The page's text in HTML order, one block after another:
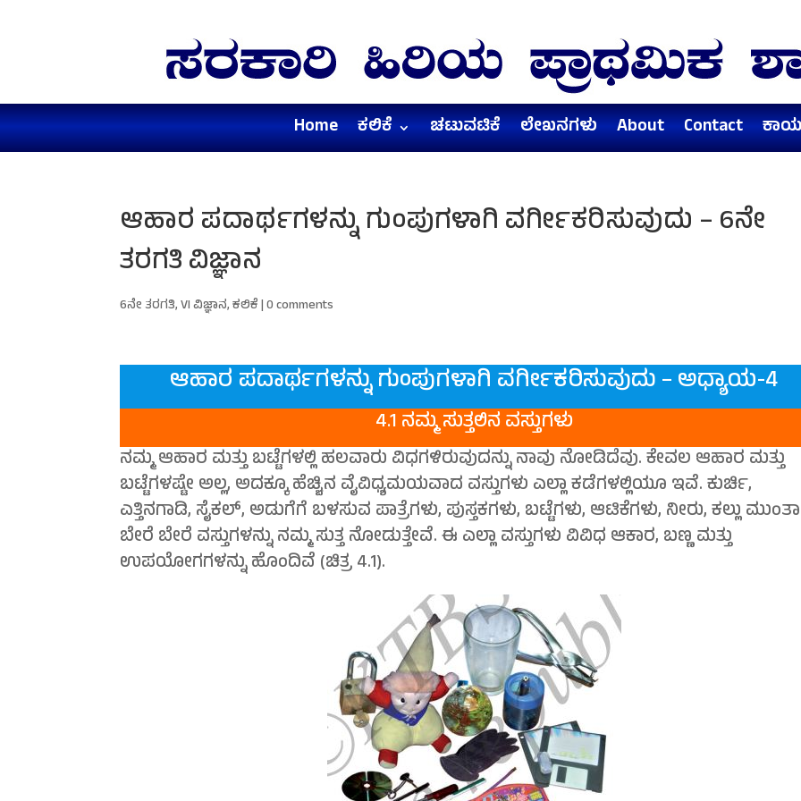
Home ಕಲಿಕೆ ಚಟುವಟಿಕೆ ಲೇಖನಗಳು About Contact
ಆಹಾರ ಪದಾರ್ಥಗಳನ್ನು ಗುಂಪುಗಳಾಗಿ ವರ್ಗೀಕರಿಸುವುದು – 6ನೇ
ತರಗತಿ ವಿಜ್ಞಾನ
6ನೇ ತರಗತಿ,VI ವಿಜ್ಞಾನ,ಕಲಿಕೆ|0 comments
ಆಹಾರ ಪದಾರ್ಥಗಳನ್ನು ಗುಂಪುಗಳಾಗಿ ವರ್ಗೀಕರಿಸುವುದು – ಅಧ್ಯಾಯ-4
4.1 ನಮ್ಮ ಸುತ್ತಲಿನ ವಸ್ತುಗಳು
ನಮ್ಮ ಆಹಾರ ಮತ್ತು ಬಟ್ಟೆಗಳಲ್ಲಿ ಹಲವಾರು ವಿಧಗಳಿರುವುದನ್ನು ನಾವು ನೋಡಿದೆವು. ಕೇವಲ ಆಹಾರ ಮತ್ತು
ಬಟ್ಟೆಗಳಷ್ಟೇ ಅಲ್ಲ, ಅದಕ್ಕೂ ಹೆಚ್ಚಿನ ವೈವಿಧ್ಯಮಯವಾದ ವಸ್ತುಗಳು ಎಲ್ಲಾ ಕಡೆಗಳಲ್ಲಿಯೂ ಇವೆ. ಕುರ್ಚಿ,
ಎತ್ತಿನಗಾಡಿ, ಸೈಕಲ್, ಅಡುಗೆಗೆ ಬಳಸುವ ಪಾತ್ರೆಗಳು, ಪುಸ್ತಕಗಳು, ಬಟ್ಟೆಗಳು, ಆಟಿಕೆಗಳು, ನೀರು, ಕಲ್ಲು
ಬೇರೆ ಬೇರೆ ವಸ್ತುಗಳನ್ನು ನಮ್ಮ ಸುತ್ತ ನೋಡುತ್ತೇವೆ. ಈ ಎಲ್ಲಾ ವಸ್ತುಗಳು ವಿವಿಧ ಆಕಾರ, ಬಣ್ಣ ಮತ್ತು
ಉಪಯೋಗಗಳನ್ನು ಹೊಂದಿವೆ (ಚಿತ್ರ 4.1).